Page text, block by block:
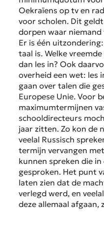
Oekraïens op tv en
voor scholen. Dit
dorpen waar
Er is één
taal is. Welke
dan les in? Ook
overheid een wet: les
gaan over talen die
Europese Unie. Voor
maximumtermijnen
schooldirecteurs
jaar zitten. Zo kon de
veelal Russisch
termijn vervangen
kunnen spreken die
gesproken. Het punt
laten zien dat de
verlegd werd, en
deze allemaal afgaan,